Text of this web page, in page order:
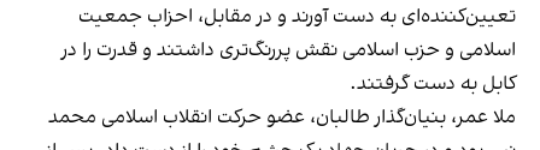
تعیین‌کننده‌ای به دست آورند و در مقابل، احزاب جمعیت
اسلامی و حزب اسلامی نقش پررنگ‌تری داشتند و قدرت را در
کابل به دست گرفتند.
ملا عمر، بنیان‌گذار طالبان، عضو حرکت انقلاب اسلامی محمد